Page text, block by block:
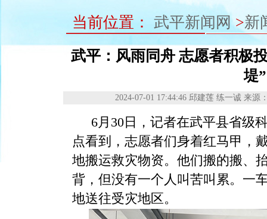
当前位置： 武平新闻网>新
武平：风雨同舟 志愿者积极
堤”
2024-07-01 17:44:46 邱建莲 练一诚 来源
6月30日，记者在武平县省级
点看到，志愿者们身着红马甲，
地搬运救灾物资。他们搬的搬、
背，但没有一个人叫苦叫累。一
地送往受灾地区。